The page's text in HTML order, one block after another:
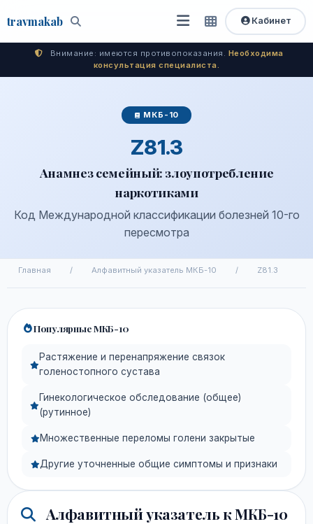
travmakab Поиск
Открыть
меню
Быстрый
доступ
Кабинет
Внимание: имеются противопоказания. Необходима
консультация специалиста.
МКБ-10
Z81.3
Анамнез семейный: злоупотребление
наркотиками
Код Международной классификации болезней 10-го
пересмотра
Главная / Алфавитный указатель МКБ-10 / Z81.3
Популярные МКБ-10
Растяжение и перенапряжение связок
голеностопного сустава
Гинекологическое обследование (общее)
(рутинное)
Множественные переломы голени закрытые
Другие уточненные общие симптомы и признаки
Алфавитный указатель к МКБ-10